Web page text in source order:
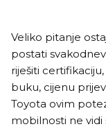
Veliko pitanje
postati
riješiti
buku, cijenu
Toyota ovim
mobilnosti ne vidi